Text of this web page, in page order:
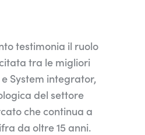
testimonia il ruolo
tra le migliori
System integrator,
del settore
che continua a
da oltre 15 anni.